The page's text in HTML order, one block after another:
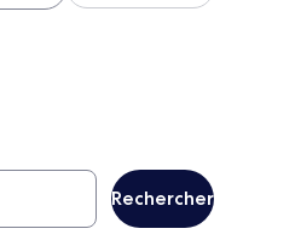
Rechercher